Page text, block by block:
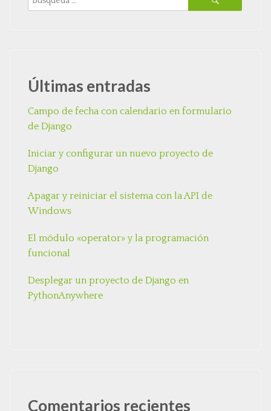
Últimas entradas
Campo de fecha con calendario en formulario
de Django
Iniciar y configurar un nuevo proyecto de
Django
Apagar y reiniciar el sistema con la API de
Windows
El módulo «operator» y la programación
funcional
Desplegar un proyecto de Django en
PythonAnywhere
Comentarios recientes